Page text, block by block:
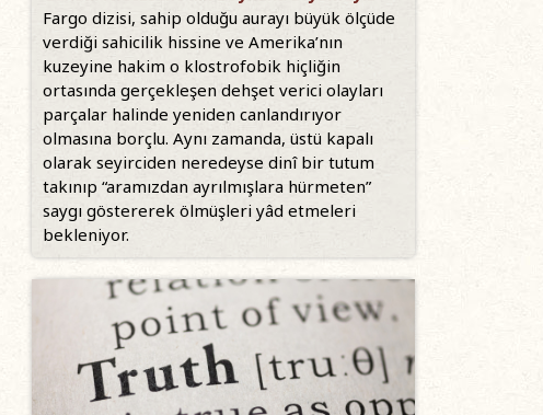
Fargo dizisi, sahip olduğu aurayı büyük ölçüde
verdiği sahicilik hissine ve Amerika’nın
kuzeyine hakim o klostrofobik hiçliğin
ortasında gerçekleşen dehşet verici olayları
parçalar halinde yeniden canlandırıyor
olmasına borçlu. Aynı zamanda, üstü kapalı
olarak seyirciden neredeyse dinî bir tutum
takınıp “aramızdan ayrılmışlara hürmeten”
saygı göstererek ölmüşleri yâd etmeleri
bekleniyor.